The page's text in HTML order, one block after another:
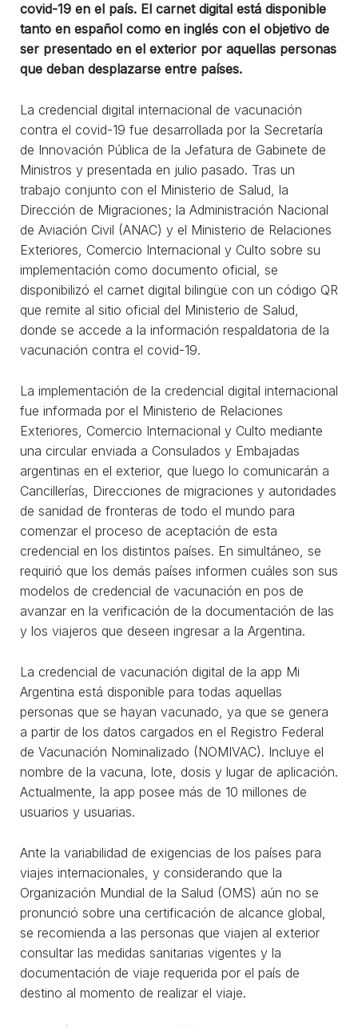
covid-19 en el país. El carnet digital está disponible
tanto en español como en inglés con el objetivo de
ser presentado en el exterior por aquellas personas
que deban desplazarse entre países.
La credencial digital internacional de vacunación
contra el covid-19 fue desarrollada por la Secretaría
de Innovación Pública de la Jefatura de Gabinete de
Ministros y presentada en julio pasado. Tras un
trabajo conjunto con el Ministerio de Salud, la
Dirección de Migraciones; la Administración Nacional
de Aviación Civil (ANAC) y el Ministerio de Relaciones
Exteriores, Comercio Internacional y Culto sobre su
implementación como documento oficial, se
disponibilizó el carnet digital bilingüe con un código QR
que remite al sitio oficial del Ministerio de Salud,
donde se accede a la información respaldatoria de la
vacunación contra el covid-19.
La implementación de la credencial digital internacional
fue informada por el Ministerio de Relaciones
Exteriores, Comercio Internacional y Culto mediante
una circular enviada a Consulados y Embajadas
argentinas en el exterior, que luego lo comunicarán a
Cancillerías, Direcciones de migraciones y autoridades
de sanidad de fronteras de todo el mundo para
comenzar el proceso de aceptación de esta
credencial en los distintos países. En simultáneo, se
requirió que los demás países informen cuáles son sus
modelos de credencial de vacunación en pos de
avanzar en la verificación de la documentación de las
y los viajeros que deseen ingresar a la Argentina.
La credencial de vacunación digital de la app Mi
Argentina está disponible para todas aquellas
personas que se hayan vacunado, ya que se genera
a partir de los datos cargados en el Registro Federal
de Vacunación Nominalizado (NOMIVAC). Incluye el
nombre de la vacuna, lote, dosis y lugar de aplicación.
Actualmente, la app posee más de 10 millones de
usuarios y usuarias.
Ante la variabilidad de exigencias de los países para
viajes internacionales, y considerando que la
Organización Mundial de la Salud (OMS) aún no se
pronunció sobre una certificación de alcance global,
se recomienda a las personas que viajen al exterior
consultar las medidas sanitarias vigentes y la
documentación de viaje requerida por el país de
destino al momento de realizar el viaje.